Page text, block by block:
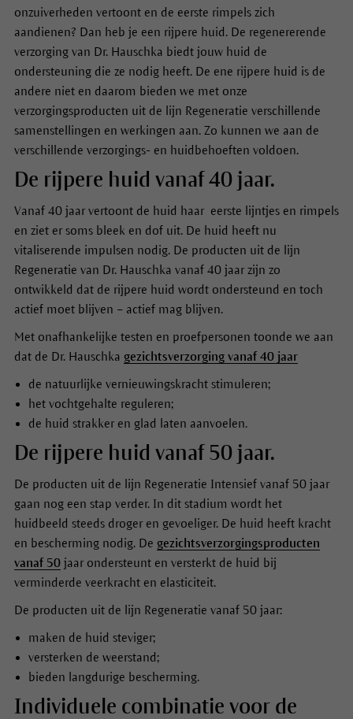
onzuiverheden vertoont en de eerste rimpels zich
aandienen? Dan heb je een rijpere huid. De regenererende
verzorging van Dr. Hauschka biedt jouw huid de
ondersteuning die ze nodig heeft. De ene rijpere huid is de
andere niet en daarom bieden we met onze
verzorgingsproducten uit de lijn Regeneratie verschillende
samenstellingen en werkingen aan. Zo kunnen we aan de
verschillende verzorgings- en huidbehoeften voldoen.
De rijpere huid vanaf 40 jaar.
Vanaf 40 jaar vertoont de huid haar eerste lijntjes en rimpels
en ziet er soms bleek en dof uit. De huid heeft nu
vitaliserende impulsen nodig. De producten uit de lijn
Regeneratie van Dr. Hauschka vanaf 40 jaar zijn zo
ontwikkeld dat de rijpere huid wordt ondersteund en toch
actief moet blijven – actief mag blijven.
Met onafhankelijke testen en proefpersonen toonde we aan
dat de Dr. Hauschka gezichtsverzorging vanaf 40 jaar
de natuurlijke vernieuwingskracht stimuleren;
het vochtgehalte reguleren;
de huid strakker en glad laten aanvoelen.
De rijpere huid vanaf 50 jaar.
De producten uit de lijn Regeneratie Intensief vanaf 50 jaar
gaan nog een stap verder. In dit stadium wordt het
huidbeeld steeds droger en gevoeliger. De huid heeft kracht
en bescherming nodig. De gezichtsverzorgingsproducten
vanaf 50jaar ondersteunt en versterkt de huid bij
verminderde veerkracht en elasticiteit.
De producten uit de lijn Regeneratie vanaf 50 jaar:
maken de huid steviger;
versterken de weerstand;
bieden langdurige bescherming.
Individuele combinatie voor de